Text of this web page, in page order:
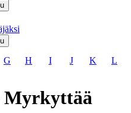
G H I J K L
Myrkyttää